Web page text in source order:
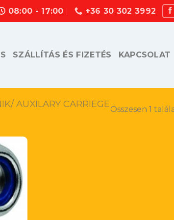
08:00 - 17:00 +36 30 302 3992
SZÁLLÍTÁS ÉS FIZETÉS KAPCSOLAT
AUXILARY CARRIEGEÖsszesen 1